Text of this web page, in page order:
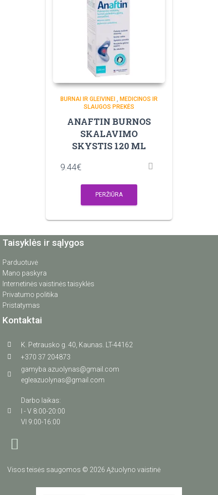
BURNAI IR GLEIVINEI
MEDICINOS IR
SLAUGOS PREKĖS
ANAFTIN BURNOS
SKALAVIMO
SKYSTIS 120 ML
9.44€
PERŽIŪRA
Taisyklės ir sąlygos
Parduotuvė
Mano paskyra
Internetinės vaistinės taisyklės
Privatumo politika
Pristatymas
Kontaktai
K. Petrausko g. 40, Kaunas. LT-44162
+370 37 204873
gamyba.azuolynas@gmail.com
egleazuolynas@gmail.com
Darbo laikas:
I - V 8:00-20:00
VI 9:00-16:00
Visos teisės saugomos © 2026 Ąžuolyno vaistinė